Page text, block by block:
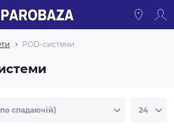
POD-системи